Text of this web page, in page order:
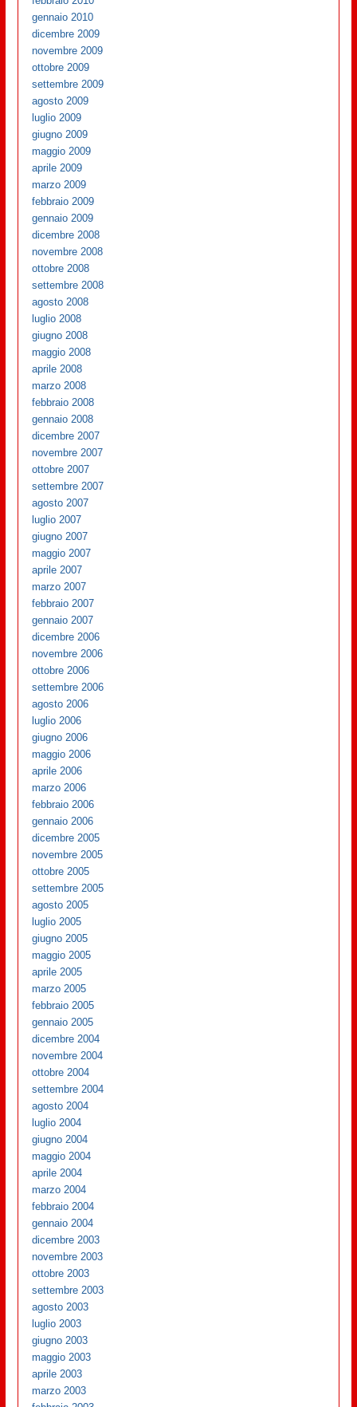
gennaio 2010
dicembre 2009
novembre 2009
ottobre 2009
settembre 2009
agosto 2009
luglio 2009
giugno 2009
maggio 2009
aprile 2009
marzo 2009
febbraio 2009
gennaio 2009
dicembre 2008
novembre 2008
ottobre 2008
settembre 2008
agosto 2008
luglio 2008
giugno 2008
maggio 2008
aprile 2008
marzo 2008
febbraio 2008
gennaio 2008
dicembre 2007
novembre 2007
ottobre 2007
settembre 2007
agosto 2007
luglio 2007
giugno 2007
maggio 2007
aprile 2007
marzo 2007
febbraio 2007
gennaio 2007
dicembre 2006
novembre 2006
ottobre 2006
settembre 2006
agosto 2006
luglio 2006
giugno 2006
maggio 2006
aprile 2006
marzo 2006
febbraio 2006
gennaio 2006
dicembre 2005
novembre 2005
ottobre 2005
settembre 2005
agosto 2005
luglio 2005
giugno 2005
maggio 2005
aprile 2005
marzo 2005
febbraio 2005
gennaio 2005
dicembre 2004
novembre 2004
ottobre 2004
settembre 2004
agosto 2004
luglio 2004
giugno 2004
maggio 2004
aprile 2004
marzo 2004
febbraio 2004
gennaio 2004
dicembre 2003
novembre 2003
ottobre 2003
settembre 2003
agosto 2003
luglio 2003
giugno 2003
maggio 2003
aprile 2003
marzo 2003